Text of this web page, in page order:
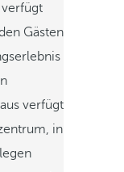
verfügt
Gästen
verfügt
in